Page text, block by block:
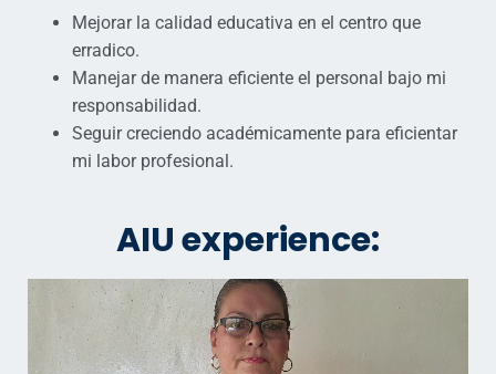
Mejorar la calidad educativa en el centro que
erradico.
Manejar de manera eficiente el personal bajo mi
responsabilidad.
Seguir creciendo académicamente para eficientar
mi labor profesional.
AIU experience: